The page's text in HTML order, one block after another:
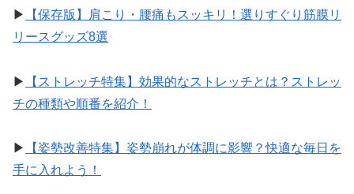
▶︎
【保存版】肩こり・腰痛もスッキリ！選りすぐり筋膜リ
リースグッズ8選
▶︎
【ストレッチ特集】効果的なストレッチとは？ストレッ
チの種類や順番を紹介！
▶︎
【姿勢改善特集】姿勢崩れが体調に影響？快適な毎日を
手に入れよう！